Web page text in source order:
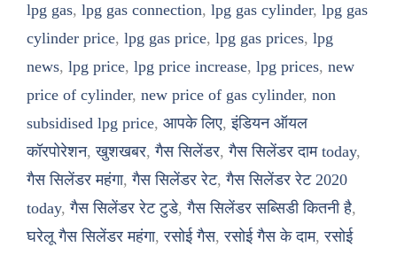
lpg gas, lpg gas connection, lpg gas cylinder, lpg gas
cylinder price, lpg gas price, lpg gas prices, lpg
news, lpg price, lpg price increase, lpg prices, new
price of cylinder, new price of gas cylinder, non
subsidised lpg price, आपके लिए,इंडियन ऑयल
कॉरपोरेशन,खुशखबर,गैस सिलेंडर,गैस सिलेंडर दाम today,
गैस सिलेंडर महंगा,गैस सिलेंडर रेट,गैस सिलेंडर रेट 2020
today,गैस सिलेंडर रेट टुडे,गैस सिलेंडर सब्सिडी कितनी है,
घरेलू गैस सिलेंडर महंगा,रसोई गैस,रसोई गैस के दाम,रसोई